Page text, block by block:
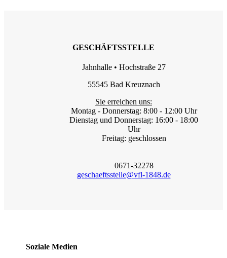
GESCHÄFTSSTELLE
Jahnhalle • Hochstraße 27
55545 Bad Kreuznach
Sie erreichen uns:
Montag - Donnerstag: 8:00 - 12:00 Uhr
Dienstag und Donnerstag: 16:00 - 18:00
Uhr
Freitag: geschlossen
0671-32278
geschaeftsstelle@vfl-1848.de
Soziale Medien